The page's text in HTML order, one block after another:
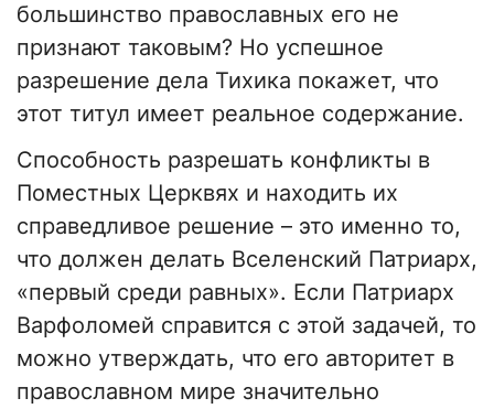
большинство православных его не
признают таковым? Но успешное
разрешение дела Тихика покажет, что
этот титул имеет реальное содержание.
Способность разрешать конфликты в
Поместных Церквях и находить их
справедливое решение – это именно то,
что должен делать Вселенский Патриарх,
«первый среди равных». Если Патриарх
Варфоломей справится с этой задачей, то
можно утверждать, что его авторитет в
православном мире значительно